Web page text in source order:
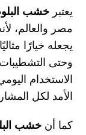
يعتبرخشب
مصر والعالم،
يجعله خيارًا
وحتى
الاستخدام
الأمد لكل
كما أنخشب